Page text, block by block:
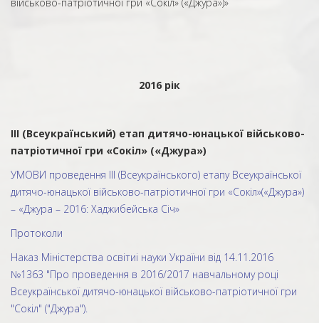
2016 рік
ІІІ (Всеукраїнський) етап дитячо-юнацької військово-
патріотичної гри «Сокіл» («Джура»)
УМОВИ проведення ІІІ (Всеукраїнського) етапу Всеукраїнської
дитячо-юнацької військово-патріотичної гри «Сокіл»(«Джура»)
– «Джура – 2016: Хаджибейська Січ»
Протоколи
Наказ Міністерства освітиі науки України від 14.11.2016
№1363 "Про проведення в 2016/2017 навчальному році
Всеукраїнської дитячо-юнацької військово-патріотичної гри
"Сокіл" ("Джура").